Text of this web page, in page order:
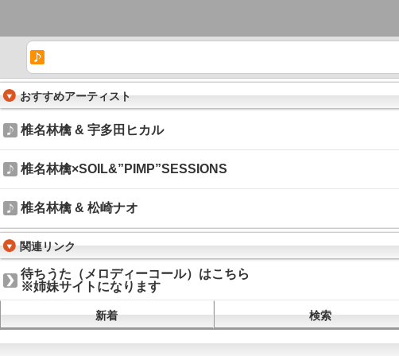
おすすめアーティスト
椎名林檎 & 宇多田ヒカル
椎名林檎×SOIL&”PIMP”SESSIONS
椎名林檎 & 松崎ナオ
関連リンク
待ちうた（メロディーコール）はこちら
※姉妹サイトになります
新着 検索